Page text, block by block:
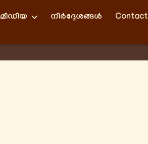
മീഡിയ നിർദ്ദേശങ്ങൾ Contact